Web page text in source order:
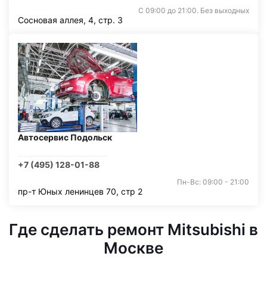
С 09:00 до 21:00. Без выходных
Сосновая аллея, 4, стр. 3
Автосервис Подольск
+7 (495) 128-01-88
Пн-Вс: 09:00 - 21:00
пр-т Юных ленинцев 70, стр 2
Где сделать ремонт Mitsubishi в
Москве